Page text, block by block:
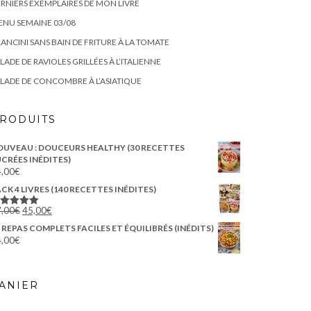
EXEMPLAIRES DE MON LIVRE
SEMAINE 03/08
SANS BAIN DE FRITURE À LA TOMATE
DE RAVIOLES GRILLÉES À L’ITALIENNE
DE CONCOMBRE À L’ASIATIQUE
: DOUCEURS HEALTHY (30 RECETTES
INÉDITES)
€
4 LIVRES (140 RECETTES INÉDITES)
5.00
€45,00€
COMPLETS FACILES ET ÉQUILIBRÉS (INÉDITS)
€